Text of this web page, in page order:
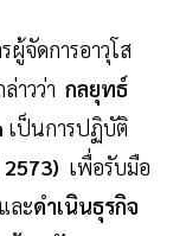
จัดการอาวุโส
าวว่า กลยุทธ์
เป็นการปฏิบัติ
เพื่อรับมือ
ละดำเนินธุรกิจ